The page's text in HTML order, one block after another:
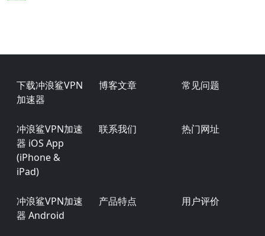
Footer
下载冲浪鲨VPN
加速器
博客文章 常见问题
冲浪鲨VPN加速
器 iOS App
(iPhone &
iPad)
联系我们 热门网址
冲浪鲨VPN加速
器 Android
产品特点 用户评价